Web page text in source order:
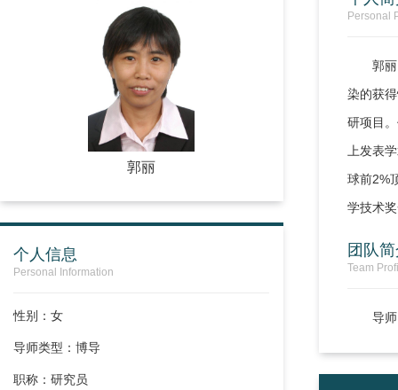
郭丽
个人信息
Personal Information
性别：女
导师类型：博导
职称：研究员
Personal
郭
染的获
研项目
上发表
球前2%
学技术
团队
Team
导